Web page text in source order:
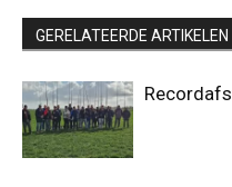
GERELATEERDE ARTIKELEN